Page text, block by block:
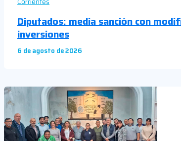
Diputados: media sanción con
inversiones
6 de agosto de 2026